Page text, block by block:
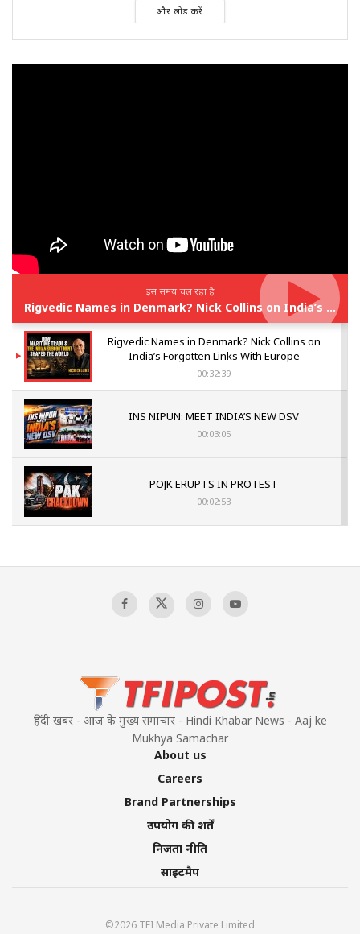
और लोड करें
इस समय चल रहा है
Rigvedic Names in Denmark? Nick Collins on India’s Forgotten Links With Europe
Rigvedic Names in Denmark? Nick Collins on
India’s Forgotten Links With Europe
00:32:39
INS NIPUN: MEET INDIA’S NEW DSV
00:03:05
POJK ERUPTS IN PROTEST
00:02:53
Sagar
हिंदी खबर - आज के मुख्य समाचार - Hindi Khabar News - Aaj ke
Mukhya Samachar
About us
Careers
Brand Partnerships
उपयोग की शर्तें
निजता नीति
साइटमैप
©2026 TFI Media Private Limited